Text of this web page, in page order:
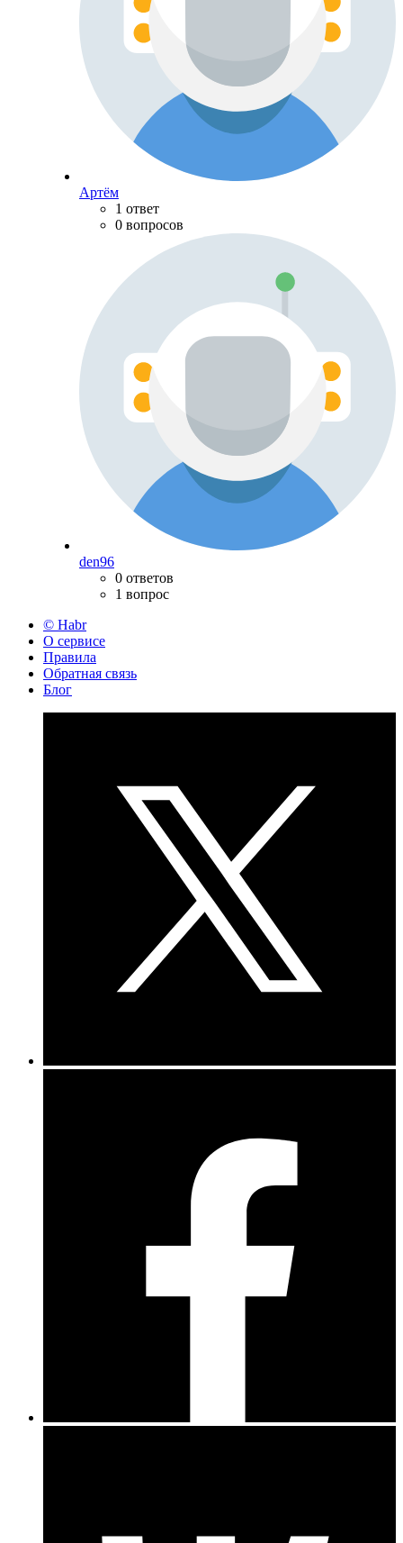
Артём
1 ответ
0 вопросов
den96
0 ответов
1 вопрос
© Habr
О сервисе
Правила
Обратная связь
Блог